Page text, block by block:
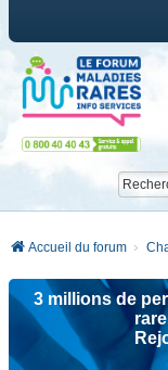
Accueil du forum
3 millions de